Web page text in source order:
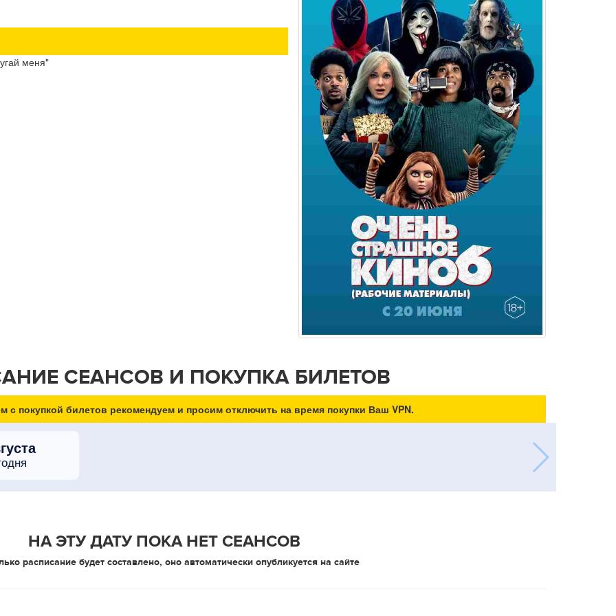
меня"
СЕАНСОВ И ПОКУПКА БИЛЕТОВ
с покупкой билетов рекомендуем и просим отключить на время покупки Ваш VPN.
НА ЭТУ ДАТУ ПОКА НЕТ СЕАНСОВ
расписание будет составлено, оно автоматически опубликуется на сайте